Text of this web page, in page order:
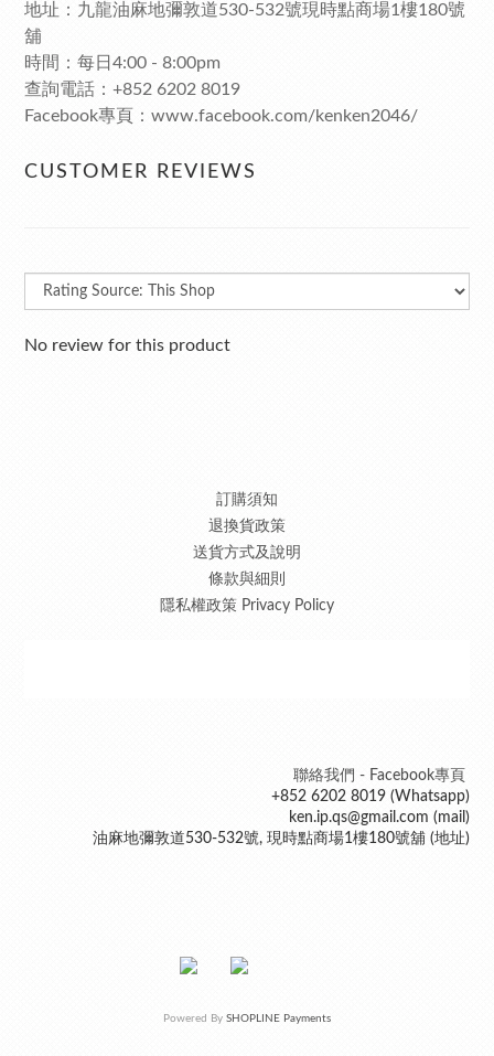
地址：九龍油麻地彌敦道530-532號現時點商場1樓180號
舖
時間：每日4:00 - 8:00pm
查詢電話：+852 6202 8019
Facebook專頁：www.facebook.com/kenken2046/
CUSTOMER REVIEWS
No review for this product
訂購須知
退換貨政策
送貨方式及說明
條款與細則
隱私權政策 Privacy Policy
聯絡我們 - Facebook專頁
+852 6202 8019 (Whatsapp)
ken.ip.qs@gmail.com (mail)
油麻地彌敦道530-532號, 現時點商場1樓180號舖 (地址)
Powered By SHOPLINE Payments